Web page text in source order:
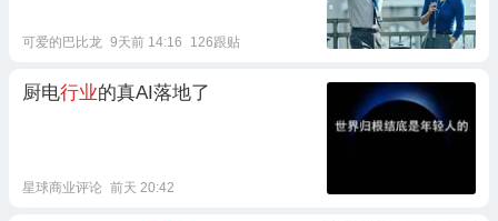
可爱的巴比龙 9天前 14:16 126跟贴
厨电行业的真AI落地了
星球商业评论 前天 20:42